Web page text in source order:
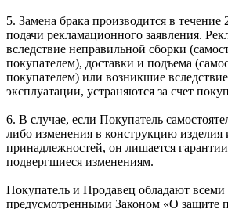
5. Замена брака производится в течение
подачи рекламационного заявления.
вследствие неправильной сборки
покупателем), доставки и подъема
покупателем) или возникшие
эксплуатации, устраняются за счет
6. В случае, если Покупатель
либо изменения в конструкцию
принадлежностей, он лишается
подвергшиеся изменениям.
Покупатель и Продавец обладают всеми
предусмотренными Законом «О защите